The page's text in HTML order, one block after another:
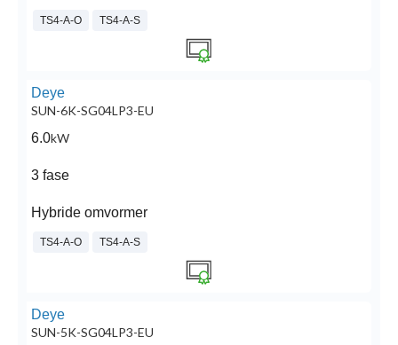
TS4-A-O TS4-A-S
Deye
SUN-6K-SG04LP3-EU
6.0kW
3 fase
Hybride omvormer
TS4-A-O TS4-A-S
Deye
SUN-5K-SG04LP3-EU